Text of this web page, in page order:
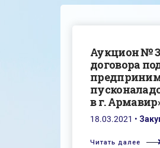
Аукцион №
договора
в г.
18.03.2021 •
Читать далее